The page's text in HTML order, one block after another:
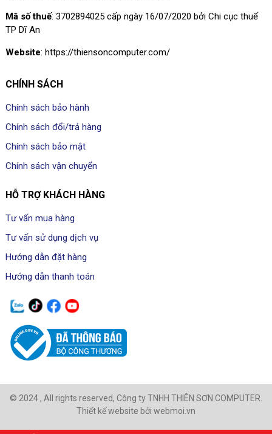
Mã số thuế: 3702894025 cấp ngày 16/07/2020 bởi Chi cục thuế
TP Dĩ An
Website: https://thiensoncomputer.com/
CHÍNH SÁCH
Chính sách bảo hành
Chính sách đổi/trả hàng
Chính sách bảo mật
Chính sách vận chuyển
HỖ TRỢ KHÁCH HÀNG
Tư vấn mua hàng
Tư vấn sử dụng dịch vụ
Hướng dẫn đặt hàng
Hướng dẫn thanh toán
© 2024 , All rights reserved, Công ty TNHH THIÊN SƠN COMPUTER.
Thiết kế website bởi webmoi.vn